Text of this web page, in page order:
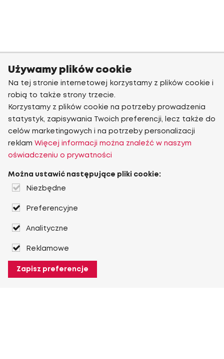
Używamy plików cookie
Na tej stronie internetowej korzystamy z plików cookie i
robią to także strony trzecie.
Korzystamy z plików cookie na potrzeby prowadzenia
statystyk, zapisywania Twoich preferencji, lecz także do
celów marketingowych i na potrzeby personalizacji
reklam Więcej informacji można znaleźć w naszym
oświadczeniu o prywatności
Można ustawić następujące pliki cookie:
Niezbędne
Preferencyjne
Analityczne
Reklamowe
Zapisz preferencje